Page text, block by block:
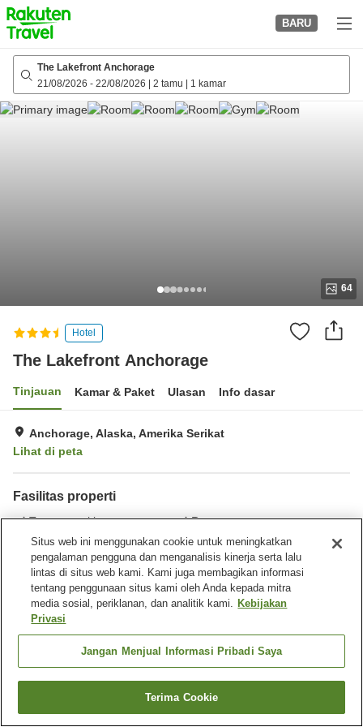
to
top
page
BARU
The Lakefront Anchorage
21/08/2026 - 22/08/2026 2 tamu 1 kamar
64
Hotel
The Lakefront Anchorage
Tinjauan Kamar & Paket Ulasan Info dasar
Anchorage, Alaska, Amerika Serikat
Lihat di peta
Fasilitas properti
Tempat parkir
Restoran
Bar
Laundry
Beranda Amerika Serikat Alaska
Anchorage
The Lakefront Anchorage
Cari kamar
Situs web ini menggunakan cookie untuk meningkatkan
pengalaman pengguna dan menganalisis kinerja serta lalu
lintas di situs web kami. Kami juga membagikan informasi
tentang penggunaan situs kami oleh Anda kepada mitra
media sosial, periklanan, dan analitik kami. Kebijakan
Privasi
Jangan Menjual Informasi Pribadi Saya
Terima Cookie